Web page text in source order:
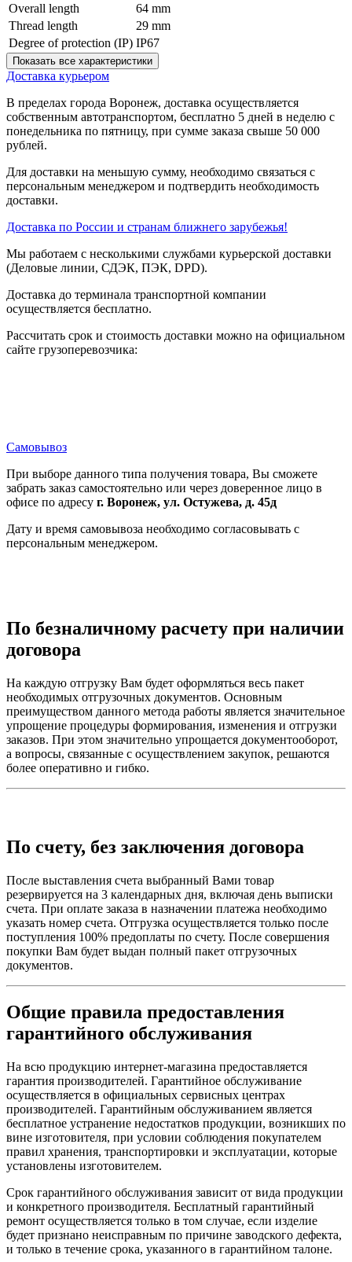
Overall length
64 mm
Thread length
29 mm
Degree of protection (IP) IP67
Показать все характеристики
Доставка курьером
В пределах города Воронеж, доставка осуществляется
собственным автотранспортом, бесплатно 5 дней в неделю с
понедельника по пятницу, при сумме заказа свыше 50 000
рублей.
Для доставки на меньшую сумму, необходимо связаться с
персональным менеджером и подтвердить необходимость
доставки.
Доставка по России и странам ближнего зарубежья!
Мы работаем с несколькими службами курьерской доставки
(Деловые линии, СДЭК, ПЭК, DPD).
Доставка до терминала транспортной компании
осуществляется бесплатно.
Рассчитать срок и стоимость доставки можно на официальном
сайте грузоперевозчика:
Самовывоз
При выборе данного типа получения товара, Вы сможете
забрать заказ самостоятельно или через доверенное лицо в
офисе по адресу г. Воронеж, ул. Остужева, д. 45д
Дату и время самовывоза необходимо согласовывать с
персональным менеджером.
По безналичному расчету при наличии
договора
На каждую отгрузку Вам будет оформляться весь пакет
необходимых отгрузочных документов. Основным
преимуществом данного метода работы является значительное
упрощение процедуры формирования, изменения и отгрузки
заказов. При этом значительно упрощается документооборот,
а вопросы, связанные с осуществлением закупок, решаются
более оперативно и гибко.
По счету, без заключения договора
После выставления счета выбранный Вами товар
резервируется на 3 календарных дня, включая день выписки
счета. При оплате заказа в назначении платежа необходимо
указать номер счета. Отгрузка осуществляется только после
поступления 100% предоплаты по счету. После совершения
покупки Вам будет выдан полный пакет отгрузочных
документов.
Общие правила предоставления
гарантийного обслуживания
На всю продукцию интернет-магазина предоставляется
гарантия производителей. Гарантийное обслуживание
осуществляется в официальных сервисных центрах
производителей. Гарантийным обслуживанием является
бесплатное устранение недостатков продукции, возникших по
вине изготовителя, при условии соблюдения покупателем
правил хранения, транспортировки и эксплуатации, которые
установлены изготовителем.
Срок гарантийного обслуживания зависит от вида продукции
и конкретного производителя. Бесплатный гарантийный
ремонт осуществляется только в том случае, если изделие
будет признано неисправным по причине заводского дефекта,
и только в течение срока, указанного в гарантийном талоне.